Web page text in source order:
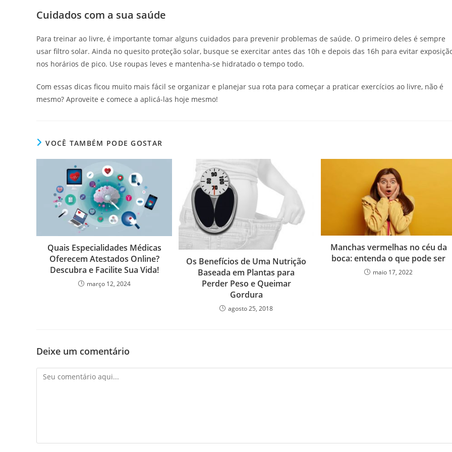
Cuidados com a sua saúde
Para treinar ao livre, é importante tomar alguns cuidados para prevenir problemas de saúde. O primeiro deles é sempre
usar filtro solar. Ainda no quesito proteção solar, busque se exercitar antes das 10h e depois das 16h para evitar
nos horários de pico. Use roupas leves e mantenha-se hidratado o tempo todo.
Com essas dicas ficou muito mais fácil se organizar e planejar sua rota para começar a praticar exercícios ao livre, não é
mesmo? Aproveite e comece a aplicá-las hoje mesmo!
VOCÊ TAMBÉM PODE GOSTAR
Quais Especialidades Médicas
Oferecem Atestados Online?
Descubra e Facilite Sua Vida!
março 12, 2024
Os Benefícios de Uma Nutrição
Baseada em Plantas para
Perder Peso e Queimar
Gordura
agosto 25, 2018
Manchas vermelhas no céu da
boca: entenda o que pode ser
maio 17, 2022
Deixe um comentário
Comentário